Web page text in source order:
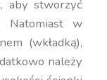
aby stworzyć
Natomiast w
(wkładką),
należy